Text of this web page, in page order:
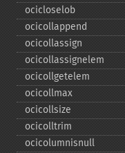
ocicloselob
ocicollappend
ocicollassign
ocicollassignelem
ocicollgetelem
ocicollmax
ocicollsize
ocicolltrim
ocicolumnisnull